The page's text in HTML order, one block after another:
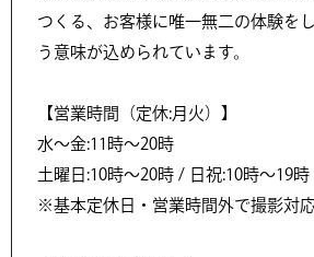
つくる、お客様に唯一無二の体験を
う意味が込められています。
【営業時間（定休:月火）】
水～金:11時〜20時
土曜日:10時〜20時 / 日祝:10時〜19時
※基本定休日・営業時間外で撮影対